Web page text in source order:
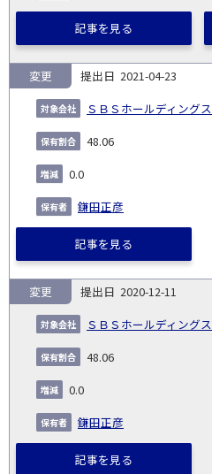
記事を見る
2021-04-23
ＳＢＳホールディングス
変更
48.06
0.0
鎌田正彦
記事を見る
2020-12-11
ＳＢＳホールディングス
変更
48.06
0.0
鎌田正彦
記事を見る